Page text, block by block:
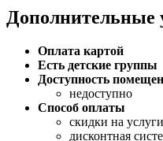
Дополнительные
Оплата картой
Есть детские группы
Доступность
недоступно
Способ оплаты
скидки на
дисконтная